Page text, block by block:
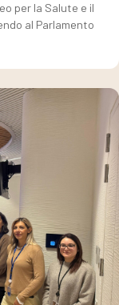
per la Salute e il
al Parlamento